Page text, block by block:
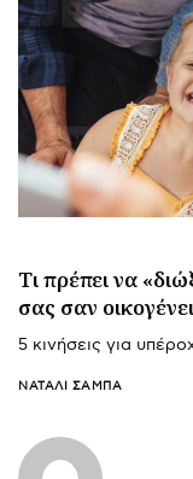
Τι πρέπει να
σας σαν
5 κινήσεις για
ΝΑΤΑΛΊ ΣΑΜΠΆ